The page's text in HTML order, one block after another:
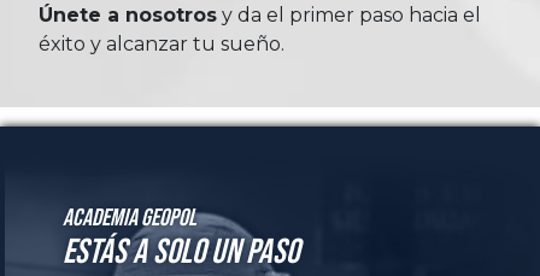
Únete a nosotros y da el primer paso hacia el
éxito y alcanzar tu sueño.
Academia GeoPol
Estás a solo un paso